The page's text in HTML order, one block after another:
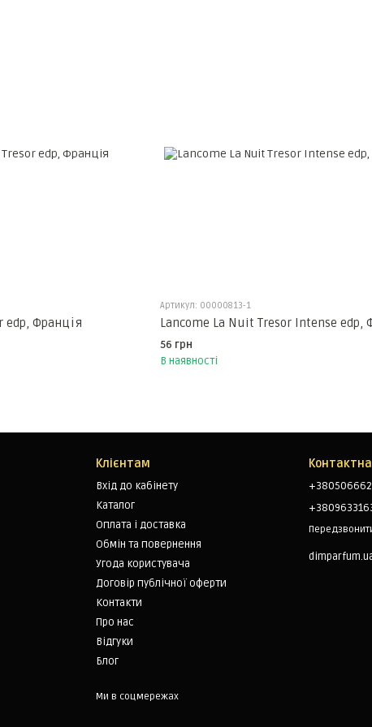
edp, Франція
Артикул: 00000813-1
Lancome La Nuit Tresor Intense edp,
56 грн
В наявності
Клієнтам
Вхід до кабінету
Каталог
Оплата і доставка
Обмін та повернення
Угода користувача
Договір публічної оферти
Контакти
Про нас
Відгуки
Блог
Ми в соцмережах